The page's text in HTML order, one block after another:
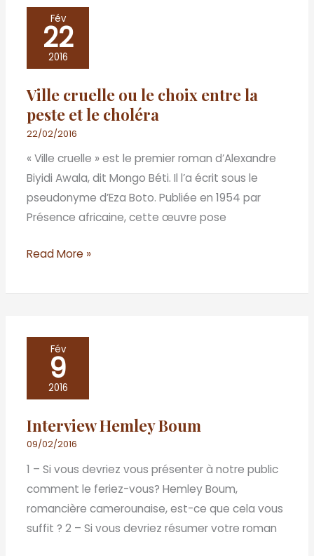
Fév
22
2016
Ville cruelle ou le choix entre la
peste et le choléra
22/02/2016
« Ville cruelle » est le premier roman d’Alexandre
Biyidi Awala, dit Mongo Béti. Il l’a écrit sous le
pseudonyme d’Eza Boto. Publiée en 1954 par
Présence africaine, cette œuvre pose
cruelle
choix
entre
la
peste
et
le
choléra
Read More »
Fév
9
2016
Interview Hemley Boum
09/02/2016
1 – Si vous devriez vous présenter à notre public
comment le feriez-vous? Hemley Boum,
romancière camerounaise, est-ce que cela vous
suffit ? 2 – Si vous devriez résumer votre roman
Interview
Hemley
Boum